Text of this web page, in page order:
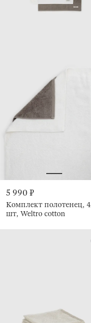
5 990 ₽
Комплект полотенец, 4
шт, Weltro cotton